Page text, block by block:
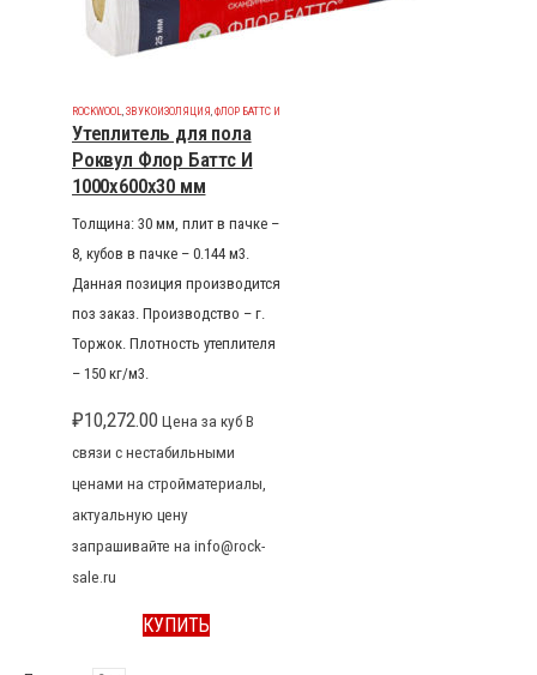
ROCKWOOL ЗВУКОИЗОЛЯЦИЯ ФЛОР БАТТС И
Утеплитель для пола
Роквул Флор Баттс И
1000x600x30 мм
Толщина: 30 мм, плит в пачке –
8, кубов в пачке – 0.144 м3.
Данная позиция производится
поз заказ. Производство – г.
Торжок. Плотность утеплителя
– 150 кг/м3.
₽10,272.00 Цена за куб В
связи с нестабильными
ценами на стройматериалы,
актуальную цену
запрашивайте на info@rock-
sale.ru
КУПИТЬ